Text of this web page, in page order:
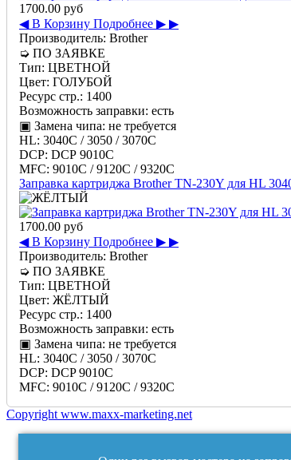
1700.00 руб
◀ В Корзину Подробнее ▶ ▶
Производитель: Brother
➭ ПО ЗАЯВКЕ
Тип: ЦВЕТНОЙ
Цвет: ГОЛУБОЙ
Ресурс стр.: 1400
Возможность заправки: есть
▣ Замена чипа: не требуется
HL: 3040C / 3050 / 3070C
DCP: DCP 9010C
MFC: 9010C / 9120C / 9320C
Заправка картриджа Brother TN-230Y для HL
1700.00 руб
◀ В Корзину Подробнее ▶ ▶
Производитель: Brother
➭ ПО ЗАЯВКЕ
Тип: ЦВЕТНОЙ
Цвет: ЖЁЛТЫЙ
Ресурс стр.: 1400
Возможность заправки: есть
▣ Замена чипа: не требуется
HL: 3040C / 3050 / 3070C
DCP: DCP 9010C
MFC: 9010C / 9120C / 9320C
Copyright www.maxx-marketing.net